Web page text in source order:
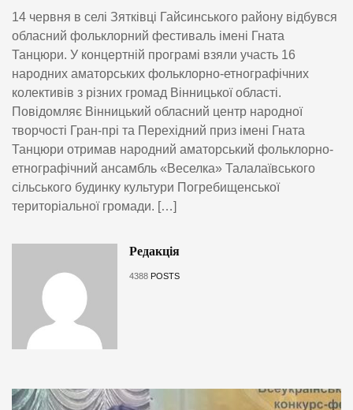
14 червня в селі Зятківці Гайсинського району відбувся
обласний фольклорний фестиваль імені Гната
Танцюри. У концертній програмі взяли участь 16
народних аматорських фольклорно-етнографічних
колективів з різних громад Вінницької області.
Повідомляє Вінницький обласний центр народної
творчості Гран-прі та Перехідний приз імені Гната
Танцюри отримав народний аматорський фольклорно-
етнографічний ансамбль «Веселка» Талалаївського
сільського будинку культури Погребищенської
територіальної громади. […]
Редакція
4388 POSTS